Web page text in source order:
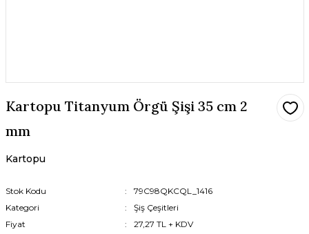
Kartopu Titanyum Örgü Şişi 35 cm 2
mm
Kartopu
Stok Kodu
79C98QKCQL_1416
Kategori
Şiş Çeşitleri
Fiyat
27,27 TL + KDV